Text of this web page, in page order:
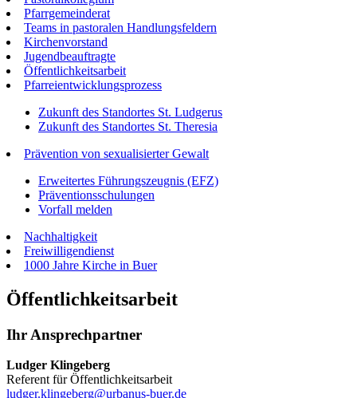
Pfarrgemeinderat
Teams in pastoralen Handlungsfeldern
Kirchenvorstand
Jugendbeauftragte
Öffentlichkeitsarbeit
Pfarreientwicklungsprozess
Zukunft des Standortes St. Ludgerus
Zukunft des Standortes St. Theresia
Prävention von sexualisierter Gewalt
Erweitertes Führungszeugnis (EFZ)
Präventionsschulungen
Vorfall melden
Nachhaltigkeit
Freiwilligendienst
1000 Jahre Kirche in Buer
Öffentlichkeitsarbeit
Ihr Ansprechpartner
Ludger Klingeberg
Referent für Öffentlichkeitsarbeit
ludger.klingeberg@urbanus-buer.de